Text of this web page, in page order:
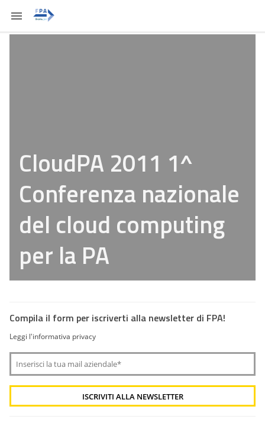
CloudPA 2011 1^
Conferenza nazionale
del cloud computing
per la PA
Compila il form per iscriverti alla newsletter di FPA!
Leggi l'informativa privacy